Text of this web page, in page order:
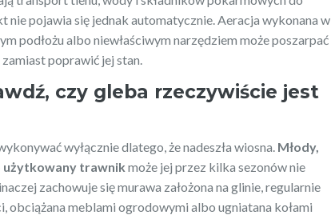
nie pojawia się jednak automatycznie. Aeracja wykonana w
podłożu albo niewłaściwym narzędziem może poszarpać
poprawić jej stan.
czy gleba rzeczywiście jest
wyłącznie dlatego, że nadeszła wiosna. Młody,
użytkowany trawnik może jej przez kilka sezonów nie
zachowuje się murawa założona na glinie, regularnie
obciążana meblami ogrodowymi albo ugniatana kołami